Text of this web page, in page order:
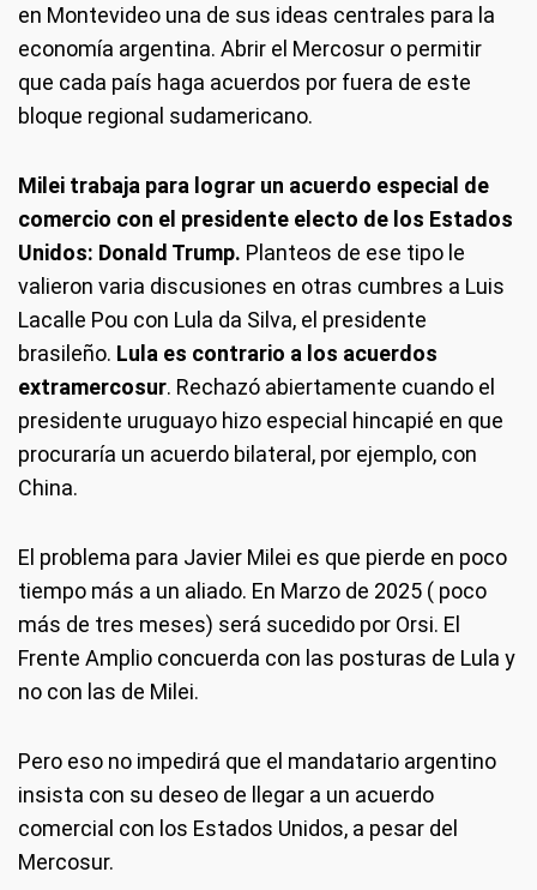
en Montevideo una de sus ideas centrales para la
economía argentina. Abrir el Mercosur o permitir
que cada país haga acuerdos por fuera de este
bloque regional sudamericano.
Milei trabaja para lograr un acuerdo especial de
comercio con el presidente electo de los Estados
Unidos: Donald Trump. Planteos de ese tipo le
valieron varia discusiones en otras cumbres a Luis
Lacalle Pou con Lula da Silva, el presidente
brasileño. Lula es contrario a los acuerdos
extramercosur. Rechazó abiertamente cuando el
presidente uruguayo hizo especial hincapié en que
procuraría un acuerdo bilateral, por ejemplo, con
China.
El problema para Javier Milei es que pierde en poco
tiempo más a un aliado. En Marzo de 2025 ( poco
más de tres meses) será sucedido por Orsi. El
Frente Amplio concuerda con las posturas de Lula y
no con las de Milei.
Pero eso no impedirá que el mandatario argentino
insista con su deseo de llegar a un acuerdo
comercial con los Estados Unidos, a pesar del
Mercosur.